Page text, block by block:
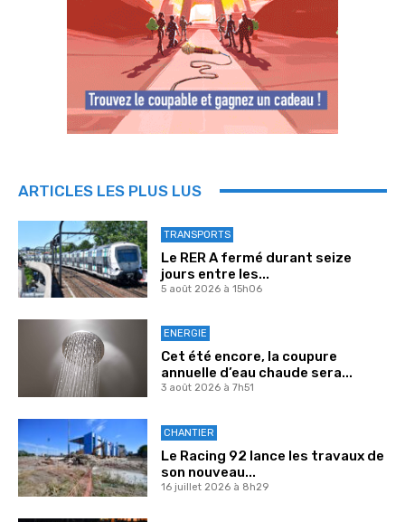
ARTICLES LES PLUS LUS
TRANSPORTS
Le RER A fermé durant seize
jours entre les...
5 août 2026 à 15h06
ENERGIE
Cet été encore, la coupure
annuelle d’eau chaude sera...
3 août 2026 à 7h51
CHANTIER
Le Racing 92 lance les travaux de
son nouveau...
16 juillet 2026 à 8h29